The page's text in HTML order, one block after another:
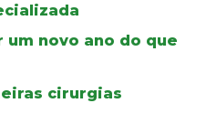
um novo ano do que
cirurgias